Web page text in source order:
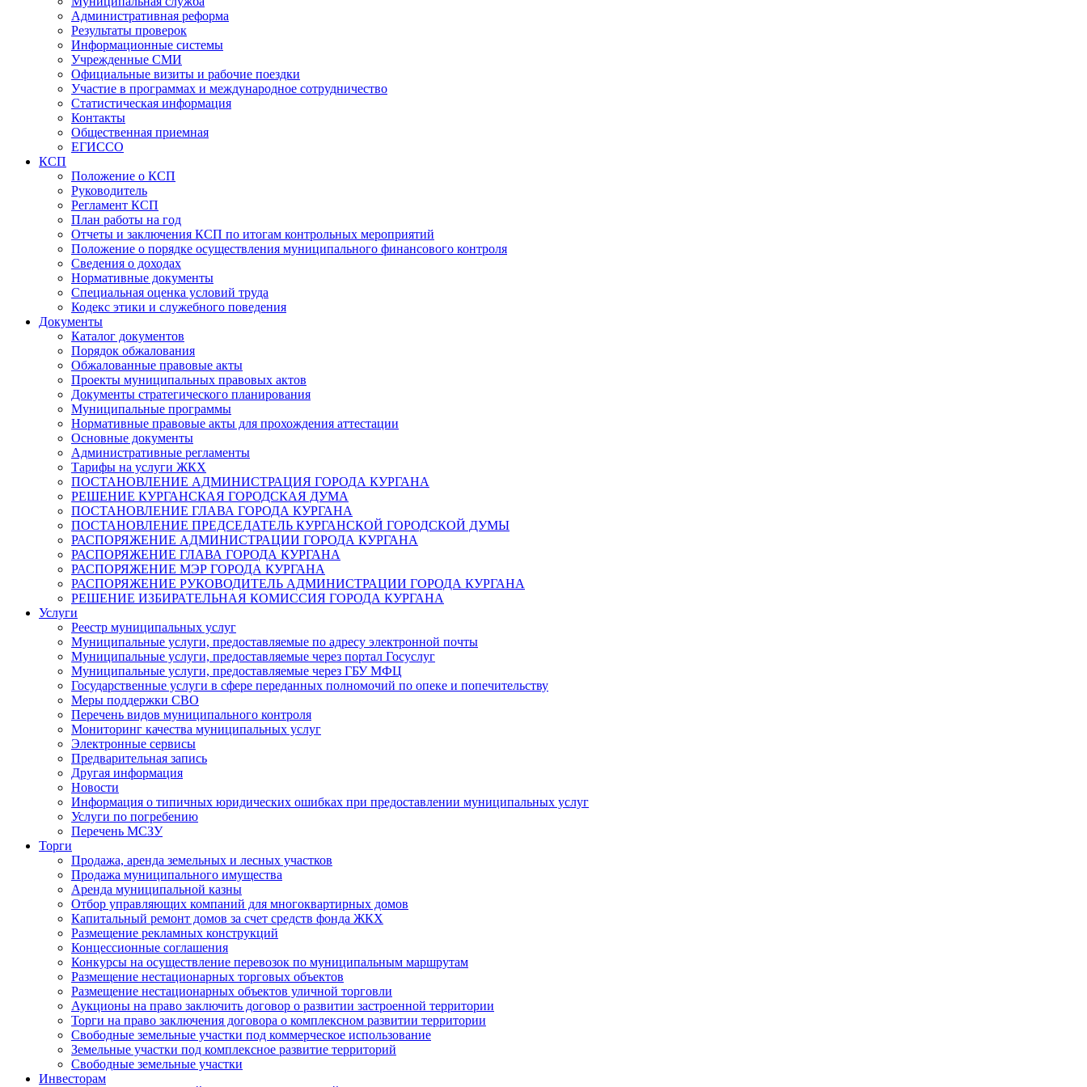
Административная реформа
Результаты проверок
Информационные системы
Учрежденные СМИ
Официальные визиты и рабочие поездки
Участие в программах и международное сотрудничество
Статистическая информация
Контакты
Общественная приемная
ЕГИССО
КСП
Положение о КСП
Руководитель
Регламент КСП
План работы на год
Отчеты и заключения КСП по итогам контрольных мероприятий
Положение о порядке осуществления муниципального финансового контроля
Сведения о доходах
Нормативные документы
Специальная оценка условий труда
Кодекс этики и служебного поведения
Документы
Каталог документов
Порядок обжалования
Обжалованные правовые акты
Проекты муниципальных правовых актов
Документы стратегического планирования
Муниципальные программы
Нормативные правовые акты для прохождения аттестации
Основные документы
Административные регламенты
Тарифы на услуги ЖКХ
ПОСТАНОВЛЕНИЕ АДМИНИСТРАЦИЯ ГОРОДА КУРГАНА
РЕШЕНИЕ КУРГАНСКАЯ ГОРОДСКАЯ ДУМА
ПОСТАНОВЛЕНИЕ ГЛАВА ГОРОДА КУРГАНА
ПОСТАНОВЛЕНИЕ ПРЕДСЕДАТЕЛЬ КУРГАНСКОЙ ГОРОДСКОЙ ДУМЫ
РАСПОРЯЖЕНИЕ АДМИНИСТРАЦИИ ГОРОДА КУРГАНА
РАСПОРЯЖЕНИЕ ГЛАВА ГОРОДА КУРГАНА
РАСПОРЯЖЕНИЕ МЭР ГОРОДА КУРГАНА
РАСПОРЯЖЕНИЕ РУКОВОДИТЕЛЬ АДМИНИСТРАЦИИ ГОРОДА КУРГАНА
РЕШЕНИЕ ИЗБИРАТЕЛЬНАЯ КОМИССИЯ ГОРОДА КУРГАНА
Услуги
Реестр муниципальных услуг
Муниципальные услуги, предоставляемые по адресу электронной почты
Муниципальные услуги, предоставляемые через портал Госуслуг
Муниципальные услуги, предоставляемые через ГБУ МФЦ
Государственные услуги в сфере переданных полномочий по опеке и попечительству
Меры поддержки СВО
Перечень видов муниципального контроля
Мониторинг качества муниципальных услуг
Электронные сервисы
Предварительная запись
Другая информация
Новости
Информация о типичных юридических ошибках при предоставлении муниципальных услуг
Услуги по погребению
Перечень МСЗУ
Торги
Продажа, аренда земельных и лесных участков
Продажа муниципального имущества
Аренда муниципальной казны
Отбор управляющих компаний для многоквартирных домов
Капитальный ремонт домов за счет средств фонда ЖКХ
Размещение рекламных конструкций
Концессионные соглашения
Конкурсы на осуществление перевозок по муниципальным маршрутам
Размещение нестационарных торговых объектов
Размещение нестационарных объектов уличной торговли
Аукционы на право заключить договор о развитии застроенной территории
Торги на право заключения договора о комплексном развитии территории
Свободные земельные участки под коммерческое использование
Земельные участки под комплексное развитие территорий
Свободные земельные участки
Инвесторам